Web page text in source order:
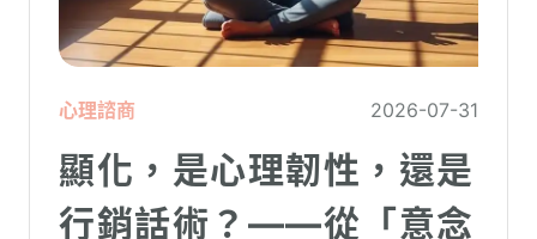
心理諮商 2026-07-31
顯化，是心理韌性，還是
行銷話術？——從「意念